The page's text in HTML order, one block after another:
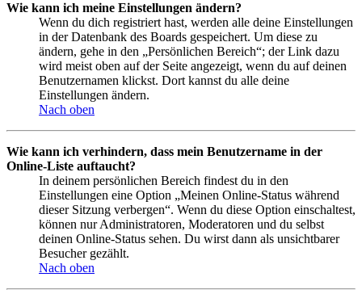
Wie kann ich meine Einstellungen ändern?
Wenn du dich registriert hast, werden alle deine Einstellungen
in der Datenbank des Boards gespeichert. Um diese zu
ändern, gehe in den „Persönlichen Bereich“; der Link dazu
wird meist oben auf der Seite angezeigt, wenn du auf deinen
Benutzernamen klickst. Dort kannst du alle deine
Einstellungen ändern.
Nach oben
Wie kann ich verhindern, dass mein Benutzername in der
Online-Liste auftaucht?
In deinem persönlichen Bereich findest du in den
Einstellungen eine Option „Meinen Online-Status während
dieser Sitzung verbergen“. Wenn du diese Option einschaltest,
können nur Administratoren, Moderatoren und du selbst
deinen Online-Status sehen. Du wirst dann als unsichtbarer
Besucher gezählt.
Nach oben